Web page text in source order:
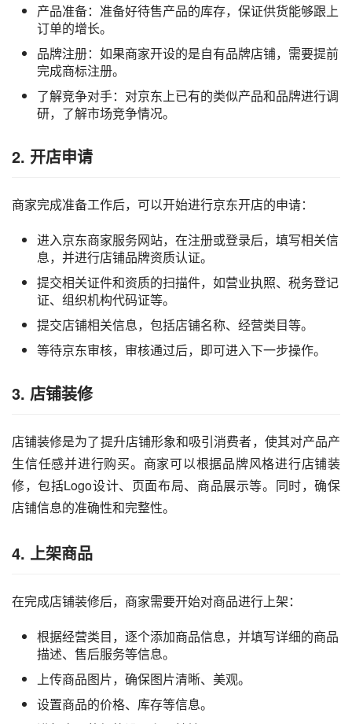
产品准备：准备好待售产品的库存，保证供货能够跟上
订单的增长。
品牌注册：如果商家开设的是自有品牌店铺，需要提前
完成商标注册。
了解竞争对手：对京东上已有的类似产品和品牌进行调
研，了解市场竞争情况。
2. 开店申请
商家完成准备工作后，可以开始进行京东开店的申请：
进入京东商家服务网站，在注册或登录后，填写相关信
息，并进行店铺品牌资质认证。
提交相关证件和资质的扫描件，如营业执照、税务登记
证、组织机构代码证等。
提交店铺相关信息，包括店铺名称、经营类目等。
等待京东审核，审核通过后，即可进入下一步操作。
3. 店铺装修
店铺装修是为了提升店铺形象和吸引消费者，使其对产品产
生信任感并进行购买。商家可以根据品牌风格进行店铺装
修，包括Logo设计、页面布局、商品展示等。同时，确保
店铺信息的准确性和完整性。
4. 上架商品
在完成店铺装修后，商家需要开始对商品进行上架：
根据经营类目，逐个添加商品信息，并填写详细的商品
描述、售后服务等信息。
上传商品图片，确保图片清晰、美观。
设置商品的价格、库存等信息。